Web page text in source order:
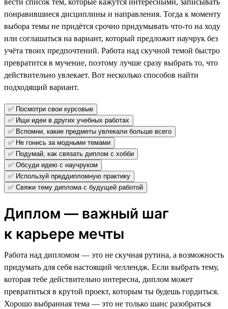
понравившиеся дисциплины и направления. Тогда к моменту
выбора темы не придётся срочно придумывать что-то на ходу
или соглашаться на вариант, который предложит научрук без
учёта твоих предпочтений. Работа над скучной темой быстро
превратится в мучение, поэтому лучше сразу выбрать то, что
действительно увлекает. Вот несколько способов найти
подходящий вариант.
✅ Посмотри свои курсовые
✅ Ищи идеи в других учебных работах
✅ Вспомни, какие предметы увлекали больше всего
✅ Не гонись за модными темами
✅ Подумай, как связать диплом с хобби
✅ Обсуди идею с научруком
✅ Используй преддипломную практику
✅ Свяжи тему диплома с будущей работой
Диплом — важный шаг
к карьере мечты
Работа над дипломом — это не скучная рутина, а возможность
придумать для себя настоящий челлендж. Если выбрать тему,
которая тебе действительно интересна, диплом может
превратиться в крутой проект, которым ты будешь гордиться.
Хорошо выбранная тема — это не только шанс разобраться